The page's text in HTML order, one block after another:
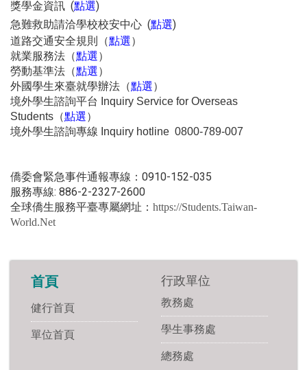
獎學金資訊 (點選)
急難救助請洽學校校安中心 (點選)
道路交通安全規則（點選）
就業服務法 （點選）
勞動基準法 （點選）
外國學生來臺就學辦法（點選）
境外學生諮詢平台 Inquiry Service for Overseas
Students （點選）
境外學生諮詢專線 Inquiry hotline 0800-789-007
僑委會緊急事件通報專線：0910-152-035
服務專線: 886-2-2327-2600
全球僑生服務平臺專屬網址： https://Students.Taiwan-
World.Net
首頁
健行首頁
單位首頁
行政單位
教務處
學生事務處
總務處